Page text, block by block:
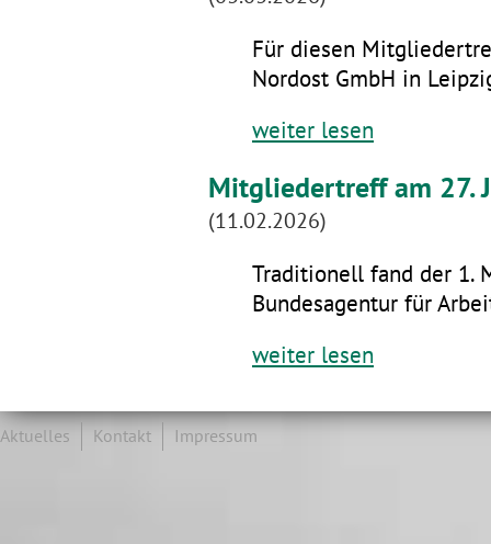
Für diesen
Nordost GmbH in
weiter lesen
Mitgliedertreff am 27.
(11.02.2026)
Traditionell fand der 1.
Bundesagentur für
weiter lesen
Aktuelles Kontakt Impressum